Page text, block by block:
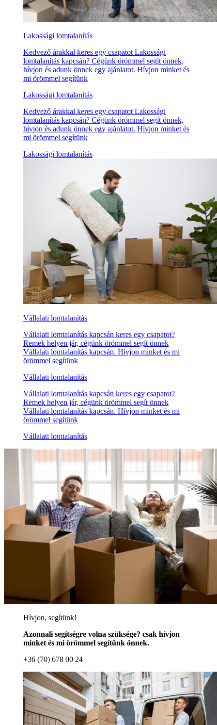
Lakossági lomtalanítás
Kedvező árakkal keres egy csapatot Lakossági
lomtalanítás kapcsán? Cégünk örömmel segít önnek,
hívjon és adunk önnek egy ajánlatot. Hívjon minket és
mi örömmel segítünk
Lakossági lomtalanítás
Kedvező árakkal keres egy csapatot Lakossági
lomtalanítás kapcsán? Cégünk örömmel segít önnek,
hívjon és adunk önnek egy ajánlatot. Hívjon minket és
mi örömmel segítünk
Lakossági lomtalanítás
Vállalati lomtalanítás
Vállalati lomtalanítás kapcsán keres egy csapatot?
Remek helyen jár, cégünk örömmel segít önnek
Vállalati lomtalanítás kapcsán. Hívjon minket és mi
örömmel segítünk
Vállalati lomtalanítás
Vállalati lomtalanítás kapcsán keres egy csapatot?
Remek helyen jár, cégünk örömmel segít önnek
Vállalati lomtalanítás kapcsán. Hívjon minket és mi
örömmel segítünk
Vállalati lomtalanítás
Hívjon, segítünk!
Azonnali segítségre volna szüksége? csak hívjon
minket és mi örömmel segítünk önnek.
+36 (70) 678 00 24